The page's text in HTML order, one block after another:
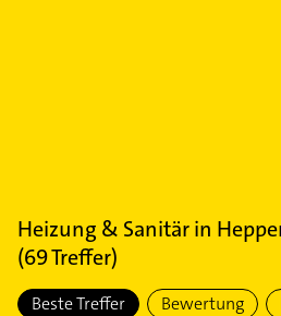
Heizung & Sanitärin
(69Treffer)
Beste Treffer Bewertung